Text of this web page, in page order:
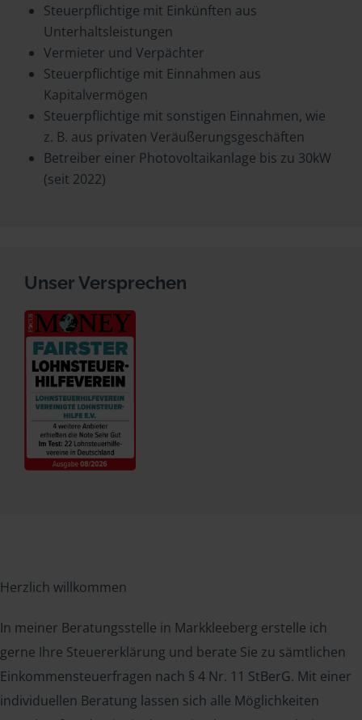
Steuerpflichtige mit Einkünften aus
Unterhaltsleistungen
Vermieter und Verpächter
Steuerpflichtige mit Einnahmen aus
Kapitalvermögen
Steuerpflichtige mit sonstigen Einnahmen, wie
z. B. aus privaten Veräußerungsgeschäften
Betreiber einer Photovoltaikanlage bis zu 30kW
(seit 2022)
Unser Versprechen
Herzlich willkommen
In meiner Beratungsstelle in Markkleeberg erstelle ich
gerne Ihre Steuererklärung und berate Sie zu sämtlichen
Einkommensteuerfragen nach § 4 Nr. 11 StBerG. Mit einer
individuellen Beratung lassen sich alle Möglichkeiten